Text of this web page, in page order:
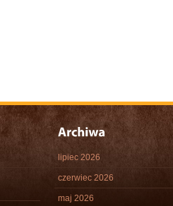
lipiec 2026
czerwiec 2026
maj 2026